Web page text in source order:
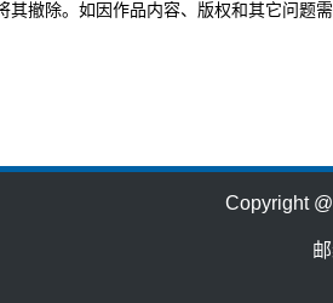
其撤除。如因作品内容、版权和其它问题
Copyright